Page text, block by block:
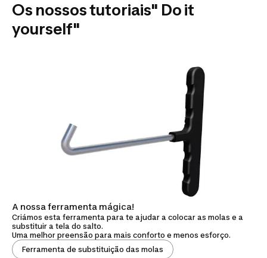
Os nossos tutoriais" Do it
yourself"
A nossa ferramenta mágica!
Criámos esta ferramenta para te ajudar a colocar as molas e a
substituir a tela do salto.
Uma melhor preensão para mais conforto e menos esforço.
Ferramenta de substituição das molas